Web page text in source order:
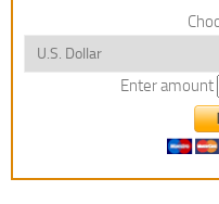
Enter amount